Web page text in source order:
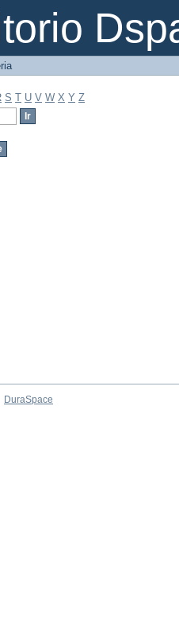
S T U V W X Y Z
DuraSpace